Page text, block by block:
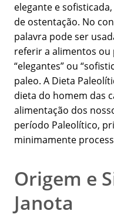
elegante e
de ostentação. No
palavra pode ser
referir a alimentos ou
“elegantes” ou
paleo. A Dieta
dieta do homem das
alimentação dos
período Paleolítico,
minimamente
Origem e
Janota